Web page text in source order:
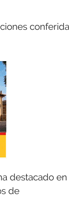
destacado en
de